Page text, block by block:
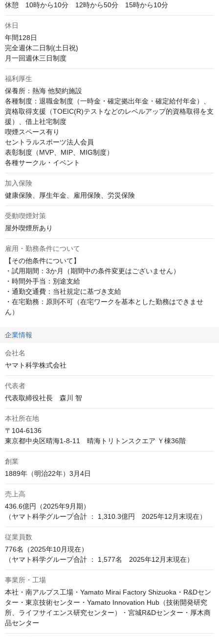
休憩　10時から10分　12時から50分　15時から10分
休日
年間128日
完全週休二日制(土日祝)
月一回週休三日制度
福利厚生
保養所：熱海 他契約施設
各種制度：退職金制度（一時金・確定拠出年金・確定給付年金）、
資格取得支援（TOEIC(R)テストなどのレベルアップ的資格取得を支
援）、借上社宅制度
喫煙スペース有り
セントラルスポーツ法人会員
表彰制度（MVP、MIP、MIG制度）
各種サークル・イベント
加入保険
健康保険、厚生年金、雇用保険、労災保険
受動喫煙対策
屋外喫煙所あり
雇用・勤務条件について
【その他条件について】
・試用期間：3か月（期間中の条件変更はございません）
・時間外手当：別途支給
・通勤交通費：当社規定に基づき支給
・在宅勤務：原則不可（在宅ワークを基本とした勤務はできませ
ん）
企業情報
会社名
ヤマト科学株式会社
代表者
代表取締役社長　森川 智
本社所在地
〒104-6136
東京都中央区晴海1-8-11　晴海トリトンスクエア Ｙ棟36階
創業
1889年（明治22年）3月4日
売上高
436.6億円（2025年9月期）
（ヤマト科学グループ合計 ： 1,310.3億円　2025年12月末現在）
従業員数
776名（2025年10月現在）
（ヤマト科学グループ合計 ： 1,577名　2025年12月末現在）
事業所・工場
本社・南アルプス工場・Yamato Mirai Factory Shizuoka・R&Dセン
ター・東京技術センター・Yamato Innovation Hub（技術開発研究
所、ライフサイエンス研究センター）・宮城R&Dセンター・厚木商
品センター